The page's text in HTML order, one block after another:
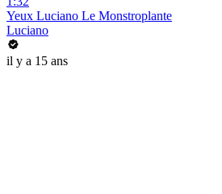
Yeux Luciano Le Monstroplante
Luciano
il y a 15 ans